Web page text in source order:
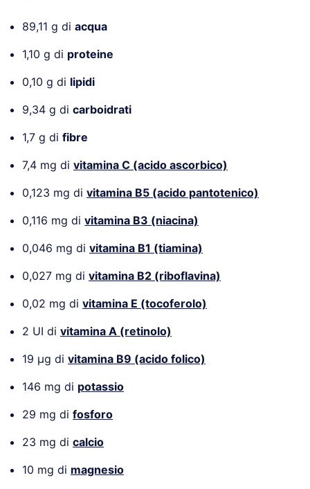
89,11 g di acqua
1,10 g di proteine
0,10 g di lipidi
9,34 g di carboidrati
1,7 g di fibre
7,4 mg di vitamina C (acido ascorbico)
0,123 mg di vitamina B5 (acido pantotenico)
0,116 mg di vitamina B3 (niacina)
0,046 mg di vitamina B1 (tiamina)
0,027 mg di vitamina B2 (riboflavina)
0,02 mg di vitamina E (tocoferolo)
2 UI di vitamina A (retinolo)
19 µg di vitamina B9 (acido folico)
146 mg di potassio
29 mg di fosforo
23 mg di calcio
10 mg di magnesio